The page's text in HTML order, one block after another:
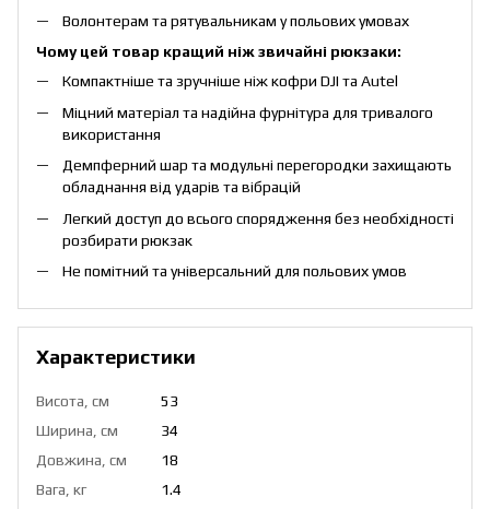
Волонтерам та рятувальникам у польових умовах
Чому цей товар кращий ніж звичайні рюкзаки:
Компактніше та зручніше ніж кофри DJI та Autel
Міцний матеріал та надійна фурнітура для тривалого
використання
Демпферний шар та модульні перегородки захищають
обладнання від ударів та вібрацій
Легкий доступ до всього спорядження без необхідності
розбирати рюкзак
Не помітний та універсальний для польових умов
Характеристики
Висота, см
53
Ширина, см
34
Довжина, см
18
Вага, кг
1.4